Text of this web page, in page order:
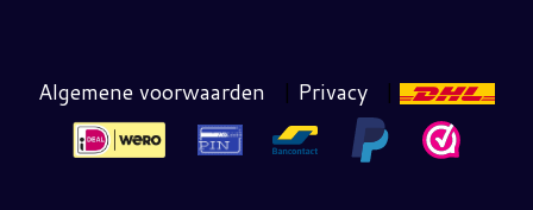
Algemene voorwaarden | Privacy |